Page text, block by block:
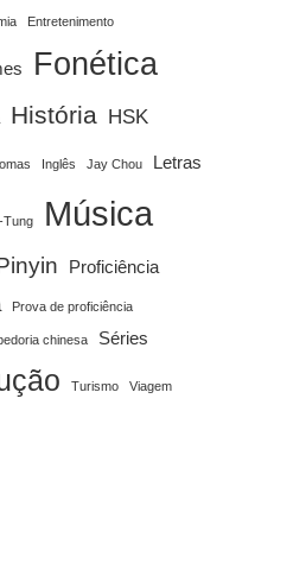
Entretenimento
Fonética
História HSK
Inglês Jay Chou Letras
Tung Música
Proficiência
Prova de proficiência
chinesa Séries
Turismo Viagem